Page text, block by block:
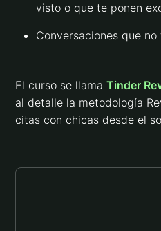
visto o que te ponen
Conversaciones que
El curso se llama Tinder
al detalle la metodología
citas con chicas desde el